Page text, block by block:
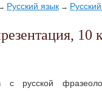
Русский язык →
10
с русской